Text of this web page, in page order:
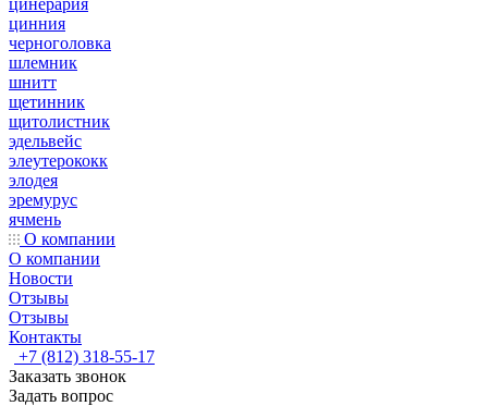
цинерария
цинния
черноголовка
шлемник
шнитт
щетинник
щитолистник
эдельвейс
элеутерококк
элодея
эремурус
ячмень
О компании
О компании
Новости
Отзывы
Отзывы
Контакты
+7 (812) 318-55-17
Заказать звонок
Задать вопрос